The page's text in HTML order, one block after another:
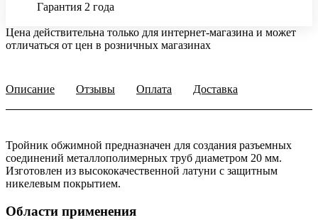
Гарантия 2 года
Цена действительна только для интернет-магазина и может
отличаться от цен в розничных магазинах
Описание Отзывы Оплата Доставка
Тройник обжимной предназначен для создания разъемных
соединений металлополимерных труб диаметром 20 мм.
Изготовлен из высококачественной латуни с защитным
никелевым покрытием.
Области применения